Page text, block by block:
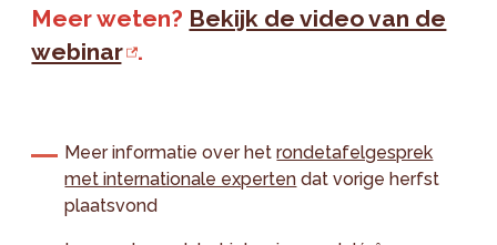
Meer weten? Bekijk de video van de
webinar
.
Meer informatie over hetrondetafelgesprek
met internationale experten dat vorige herfst
plaatsvond